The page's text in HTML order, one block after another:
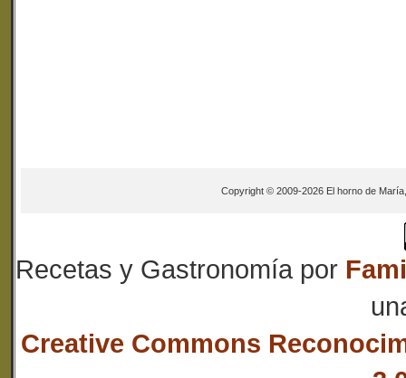
Copyright © 2009-2026 El horno de
Recetas y Gastronomía por
Creative Commons